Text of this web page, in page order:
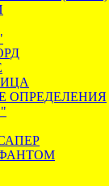
ОПРЕДЕЛЕНИЯ